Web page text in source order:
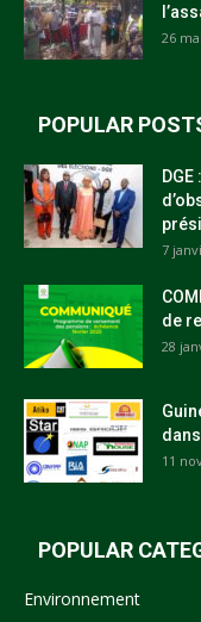
26
POPULAR
7
de
28
11
POPULAR
Environnement